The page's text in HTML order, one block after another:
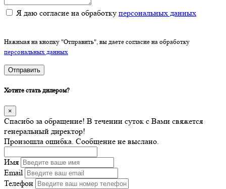
Я даю согласие на обработку персональных данных
Нажимая на кнопку "Отправить", вы даете согласие на обработку
персональных данных
Отправить
Хотите стать дилером?
×
Спасибо за обращение! В течении суток с Вами свяжется
генеральный директор!
Произошла ошибка. Сообщение не выслано.
Имя
Email
Телефон